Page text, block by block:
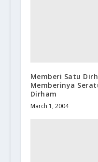
Memberi Satu
Memberinya
Dirham
March 1, 2004